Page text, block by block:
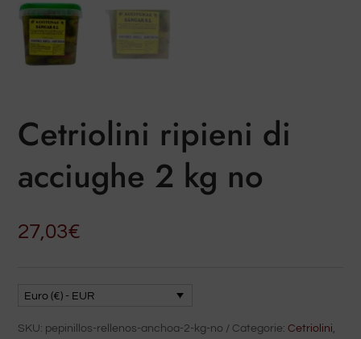
Cetriolini ripieni di
acciughe 2 kg no
27,03€
Euro (€) - EUR
SKU: pepinillos-rellenos-anchoa-2-kg-no Categorie:Cetriolini,